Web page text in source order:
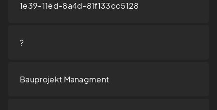
1e39-11ed-8a4d-81f133cc5128
?
Bauprojekt Managment